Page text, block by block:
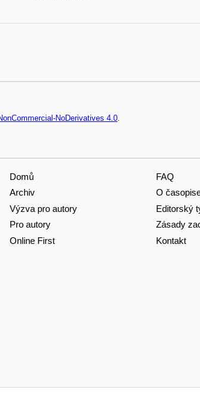
NoDerivatives 4.0.
Domů
Archiv
Výzva pro autory
Pro autory
Online First
FAQ
O
Editorský
Zásady
Kontakt